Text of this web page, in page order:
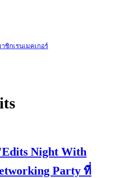
ชิกเรนเมคเกอร์
Night With
Party ที่